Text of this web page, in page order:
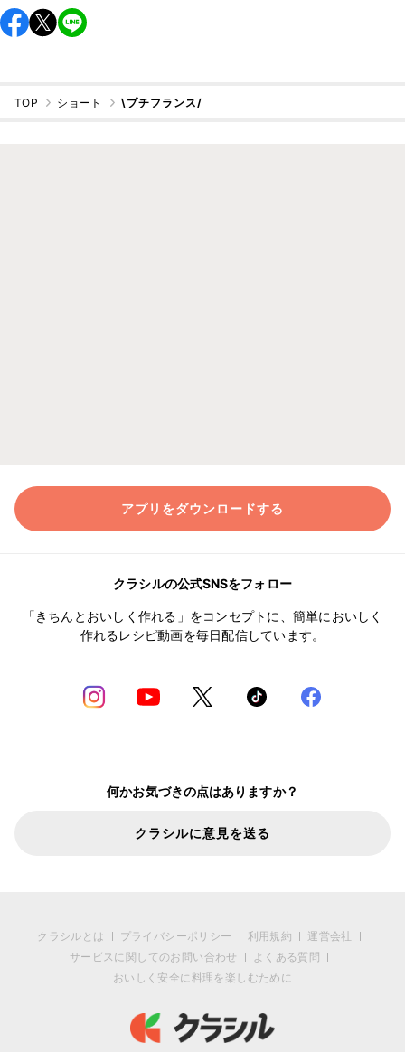
TOP ショート \プチフランス/
アプリをダウンロードする
クラシルの公式SNSをフォロー
「きちんとおいしく作れる」をコンセプトに、簡単においしく
作れるレシピ動画を毎日配信しています。
何かお気づきの点はありますか？
クラシルに意見を送る
クラシルとは プライバシーポリシー 利用規約
運営会社
サービスに関してのお問い合わせ
よくある質問
おいしく安全に料理を楽しむために